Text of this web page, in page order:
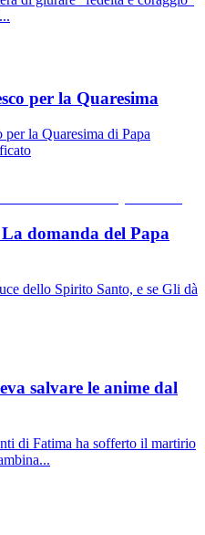
per la Quaresima
la Quaresima di Papa
domanda del Papa
dello Spirito Santo, e se Gli dà
salvare le anime dal
di Fatima ha sofferto il martirio